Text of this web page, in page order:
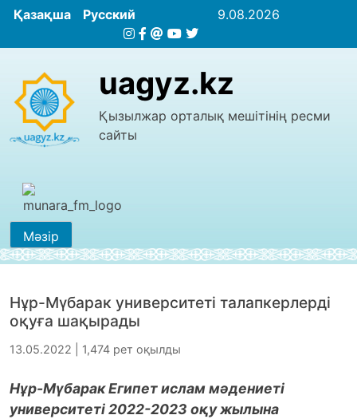
Қазақша Русский 9.08.2026
uagyz.kz
Қызылжар орталық мешітінің ресми
сайты
Мәзір
Нұр-Мүбарак университеті талапкерлерді
оқуға шақырады
13.05.2022 | 1,474 рет оқылды
Нұр-Мүбарак Египет ислам мәдениеті
университеті 2022-2023 оқу жылына